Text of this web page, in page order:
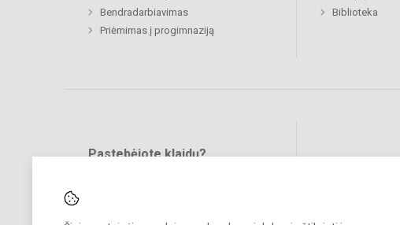
Bendradarbiavimas
Priėmimas į progimnaziją
Biblioteka
Pastebėjote klaidų?